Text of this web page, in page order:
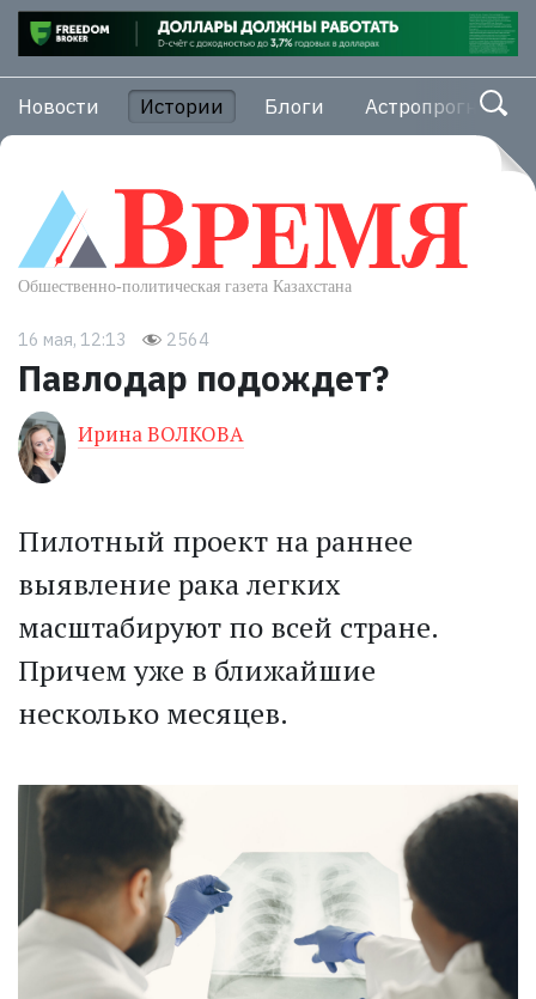
Новости Истории Блоги Астропрогноз
16 мая, 12:13 2564
Павлодар подождет?
Ирина ВОЛКОВА
Пилотный проект на раннее
выявление рака легких
масштабируют по всей стране.
Причем уже в ближайшие
несколько месяцев.